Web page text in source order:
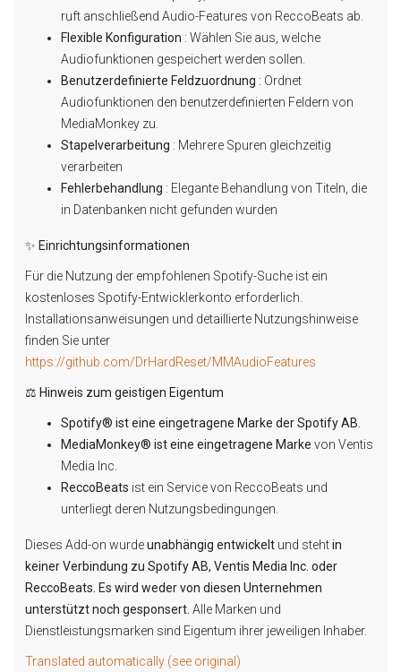
ruft anschließend Audio-Features von ReccoBeats ab.
Flexible Konfiguration : Wählen Sie aus, welche
Audiofunktionen gespeichert werden sollen.
Benutzerdefinierte Feldzuordnung : Ordnet
Audiofunktionen den benutzerdefinierten Feldern von
MediaMonkey zu.
Stapelverarbeitung : Mehrere Spuren gleichzeitig
verarbeiten
Fehlerbehandlung : Elegante Behandlung von Titeln, die
in Datenbanken nicht gefunden wurden
✨ Einrichtungsinformationen
Für die Nutzung der empfohlenen Spotify-Suche ist ein
kostenloses Spotify-Entwicklerkonto erforderlich.
Installationsanweisungen und detaillierte Nutzungshinweise
finden Sie unter
https://github.com/DrHardReset/MMAudioFeatures
⚖️ Hinweis zum geistigen Eigentum
Spotify® ist eine eingetragene Marke der Spotify AB.
MediaMonkey® ist eine eingetragene Marke von Ventis
Media Inc.
ReccoBeats ist ein Service von ReccoBeats und
unterliegt deren Nutzungsbedingungen.
Dieses Add-on wurdeunabhängig entwickelt und stehtin
keiner Verbindung zu Spotify AB, Ventis Media Inc. oder
ReccoBeats. Es wird weder von diesen Unternehmen
unterstützt noch gesponsert. Alle Marken und
Dienstleistungsmarken sind Eigentum ihrer jeweiligen Inhaber.
Translated automatically (see original)